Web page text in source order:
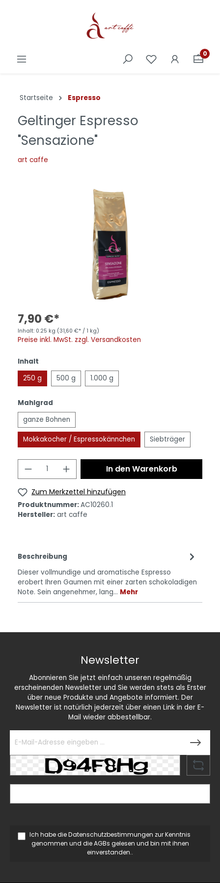
0
Startseite Espresso
Geltinger Espresso
"Sensazione"
art caffe
7,90 €*
Inhalt: 0.25 kg (31,60 €* / 1 kg)
Preise inkl. MwSt. zzgl. Versandkosten
Inhalt
250 g
500 g 1.000 g
Mahlgrad
ganze Bohnen
Mokkakocher / Espressokännchen Siebträger
In den Warenkorb
Zum Merkzettel hinzufügen
Produktnummer:AC10260.1
Hersteller: art caffe
Beschreibung
Dieser vollmundige und aromatische Espresso
erobert Ihren Gaumen mit einer zarten schokoladigen
Note. Sein angenehmer, lang… Mehr
Newsletter
Abonnieren Sie jetzt einfach unseren regelmäßig
erscheinenden Newsletter und Sie werden stets als Erster
über neue Produkte und Angebote informiert. Der
Newsletter ist natürlich jederzeit über einen Link in der E-
Mail wieder abbestellbar.
Ich habe dieDatenschutzbestimmungen zur Kenntnis
genommen und dieAGBs gelesen und bin mit ihnen
einverstanden..